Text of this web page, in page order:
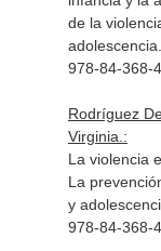
de la
adolescencia
978-84-368-
Rodríguez
Virginia.:
La violencia
La
y
978-84-368-